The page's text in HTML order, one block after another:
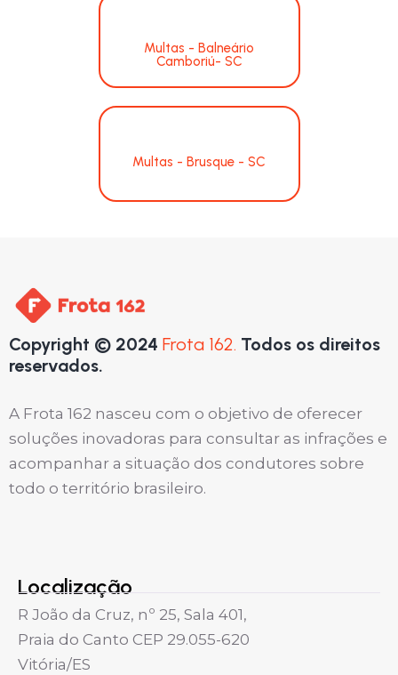
Multas - Balneário
Camboriú- SC
Multas - Brusque - SC
Copyright © 2024 Frota 162. Todos os direitos
reservados.
A Frota 162 nasceu com o objetivo de oferecer
soluções inovadoras para consultar as infrações e
acompanhar a situação dos condutores sobre
todo o território brasileiro.
Localização
R João da Cruz, nº 25, Sala 401,
Praia do Canto CEP 29.055-620
Vitória/ES